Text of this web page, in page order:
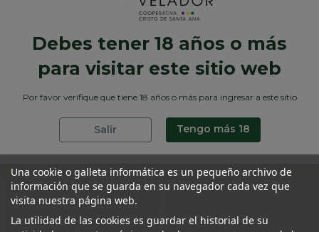
Inicio
Contacto
Envío
Conócenos
Sostenibilidad
de la Cooperativa
Somos Eco
Balance de
Azafrán
Vino
Lotes
Una cookie o galleta informática es un pequeño archivo de
información que se guarda en su navegador cada vez que
visita nuestra página web.
La utilidad de las cookies es guardar el historial de su
Debes tener 18 años o más
para visitar este sitio web
Por favor verifique que tiene 18 años o más para ingresar a este sitio
Salir Tengo más 18